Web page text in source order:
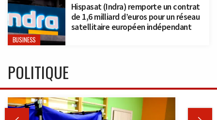
BUSINESS
Hispasat (Indra) remporte un contrat
de 1,6 milliard d’euros pour un réseau
satellitaire européen indépendant
POLITIQUE